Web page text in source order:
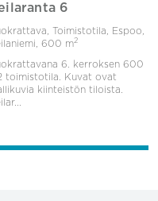
6
Toimistotila, Espoo,
600 m2
6. kerroksen 600
toimistotila. Kuvat ovat
kiinteistön tiloista.